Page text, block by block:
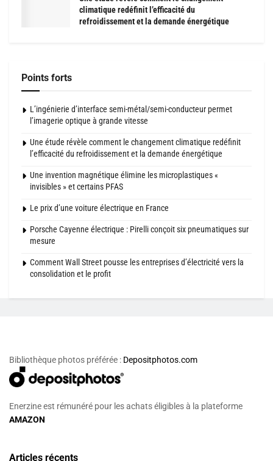
climatique redéfinit l’efficacité du
refroidissement et la demande énergétique
Points forts
L’ingénierie d’interface semi-métal/semi-conducteur permet
l’imagerie optique à grande vitesse
Une étude révèle comment le changement climatique redéfinit
l’efficacité du refroidissement et la demande énergétique
Une invention magnétique élimine les microplastiques «
invisibles » et certains PFAS
Le prix d’une voiture électrique en France
Porsche Cayenne électrique : Pirelli conçoit six pneumatiques sur
mesure
Comment Wall Street pousse les entreprises d’électricité vers la
consolidation et le profit
Bibliothèque photos préférée : Depositphotos.com
Enerzine est rémunéré pour les achats éligibles à la plateforme
AMAZON
Articles récents